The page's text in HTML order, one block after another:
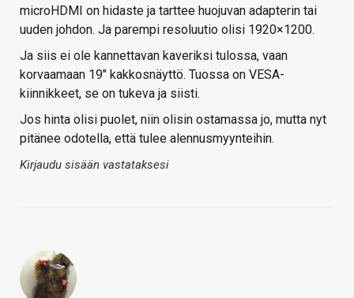
microHDMI on hidaste ja tarttee huojuvan adapterin tai
uuden johdon. Ja parempi resoluutio olisi 1920×1200.
Ja siis ei ole kannettavan kaveriksi tulossa, vaan
korvaamaan 19" kakkosnäyttö. Tuossa on VESA-
kiinnikkeet, se on tukeva ja siisti.
Jos hinta olisi puolet, niin olisin ostamassa jo, mutta nyt
pitänee odotella, että tulee alennusmyynteihin.
Kirjaudu sisään vastataksesi